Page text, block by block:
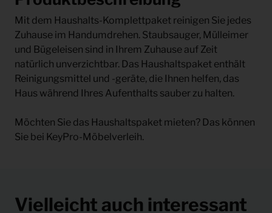
Mit dem Haushalts-Komplettpaket reinigen Sie jedes
Zuhause im Handumdrehen. Staubsauger, Mülleimer
und Bügeleisen sind in Ihrem Zuhause auf Zeit
natürlich unverzichtbar. Das Haushaltspaket enthält
Reinigungsmittel und -geräte, die Ihnen helfen, das
Haus während Ihres Aufenthalts sauber zu halten.
Möchten Sie das Haushaltspaket mieten? Das können
Sie bei KeyPro-Möbelverleih.
Vielleicht auch interessant